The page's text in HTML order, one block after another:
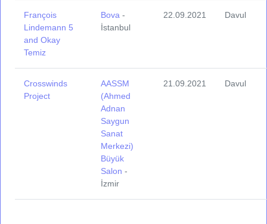
François
Lindemann 5
and Okay
Temiz
Bova -
İstanbul
22.09.2021 Davul
Crosswinds
Project
AASSM
(Ahmed
Adnan
Saygun
Sanat
Merkezi)
Büyük
Salon -
İzmir
21.09.2021 Davul